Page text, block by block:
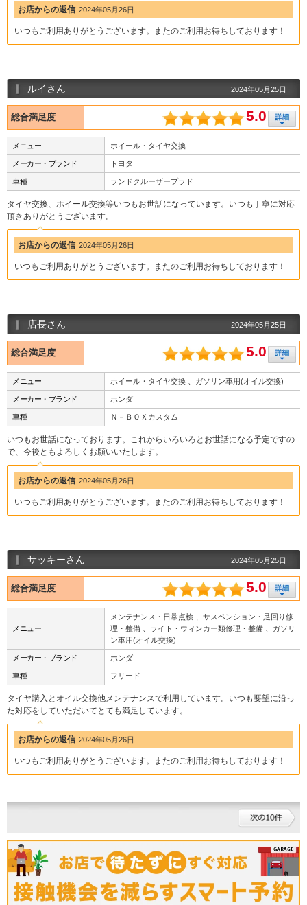
お店からの返信 2024年05月26日
いつもご利用ありがとうございます。またのご利用お待ちしております！
ルイさん 2024年05月25日
総合満足度 5.0
メニュー ホイール・タイヤ交換
メーカー・ブランド トヨタ
車種 ランドクルーザープラド
タイヤ交換、ホイール交換等いつもお世話になっています。いつも丁寧に対応
頂きありがとうございます。
お店からの返信 2024年05月26日
いつもご利用ありがとうございます。またのご利用お待ちしております！
店長さん 2024年05月25日
総合満足度 5.0
メニュー ホイール・タイヤ交換 、ガソリン車用(オイル交換)
メーカー・ブランド ホンダ
車種 Ｎ－ＢＯＸカスタム
いつもお世話になっております。これからいろいろとお世話になる予定ですの
で、今後ともよろしくお願いいたします。
お店からの返信 2024年05月26日
いつもご利用ありがとうございます。またのご利用お待ちしております！
サッキーさん 2024年05月25日
総合満足度 5.0
メニュー
メンテナンス・日常点検 、サスペンション・足回り修
理・整備 、ライト・ウィンカー類修理・整備 、ガソリ
ン車用(オイル交換)
メーカー・ブランド ホンダ
車種 フリード
タイヤ購入とオイル交換他メンテナンスで利用しています。いつも要望に沿っ
た対応をしていただいてとても満足しています。
お店からの返信 2024年05月26日
いつもご利用ありがとうございます。またのご利用お待ちしております！